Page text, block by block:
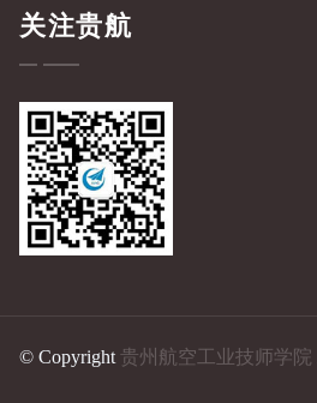
关注贵航
© Copyright 贵州航空工业技师学院